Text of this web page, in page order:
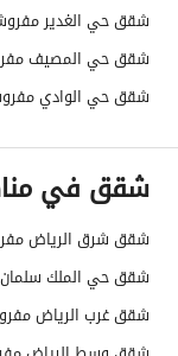
رقم المخطط
رقم صك الملكية
حدود واطوال العقار
الضمانات والمدة
قنوات الاعلان
هل يوجد اي التزام
شقق حي الغدير
شقق حي المصيف
شقق حي الوادي
شقق في
شقق شرق الرياض
شقق حي الملك
شقق غرب الرياض